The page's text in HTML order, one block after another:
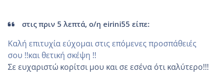
στις πριν 5 λεπτά, ο/η eirini55 είπε:
Καλή επιτυχία εύχομαι στις επόμενες προσπάθειές
σου !!και θετική σκέψη !!
Σε ευχαριστώ κορίτσι μου και σε εσένα ότι καλύτερο!!!